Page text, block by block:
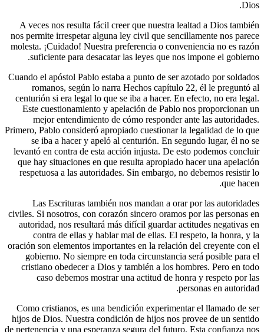
A veces
nos
molesta.
Cuando el
centurión
Este
Primero,
se
levantó
que hay
Las
civiles. Si
oración
Como
hijos de
de